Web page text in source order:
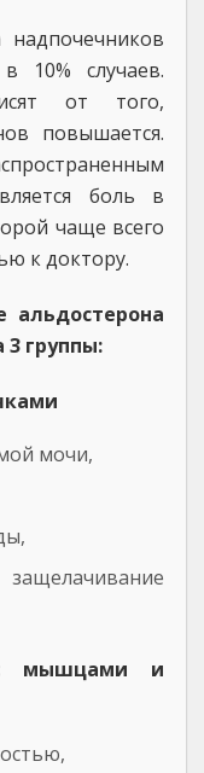
надпочечников
10% случаев.
от того,
повышается.
боль в
чаще всего
к доктору.
группы:
мочи,
с мышцами и